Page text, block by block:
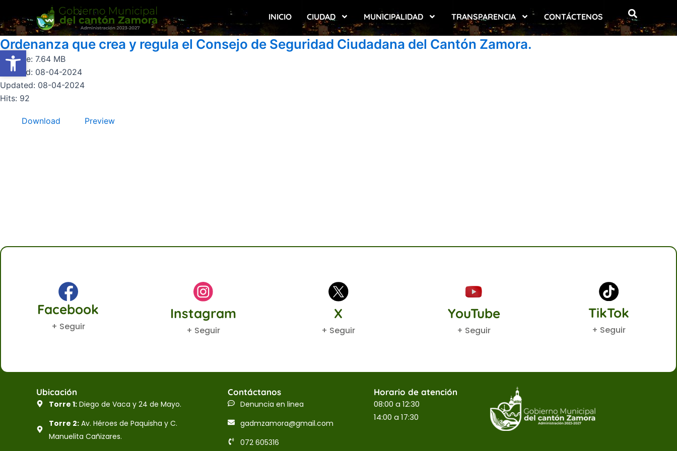
Abrir barra de herramientas
al
contenido
INICIO CIUDAD MUNICIPALIDAD TRANSPARENCIA CONTÁCTENOS
Ordenanza que crea y regula el Consejo de Seguridad Ciudadana del Cantón Zamora.
File size: 7.64 MB
Created: 08-04-2024
Updated: 08-04-2024
Hits: 92
Download Preview
Facebook
+ Seguir
Instagram
+ Seguir
X
+ Seguir
YouTube
+ Seguir
TikTok
+ Seguir
Ubicación
Torre 1:Diego de Vaca y 24 de Mayo.
Torre 2:Av. Héroes de Paquisha y C.
Manuelita Cañizares.
Contáctanos
Denuncia en linea
gadmzamora@gmail.com
072 605316
Horario de atención
08:00 a 12:30
14:00 a 17:30
Abrir barra de herramientas